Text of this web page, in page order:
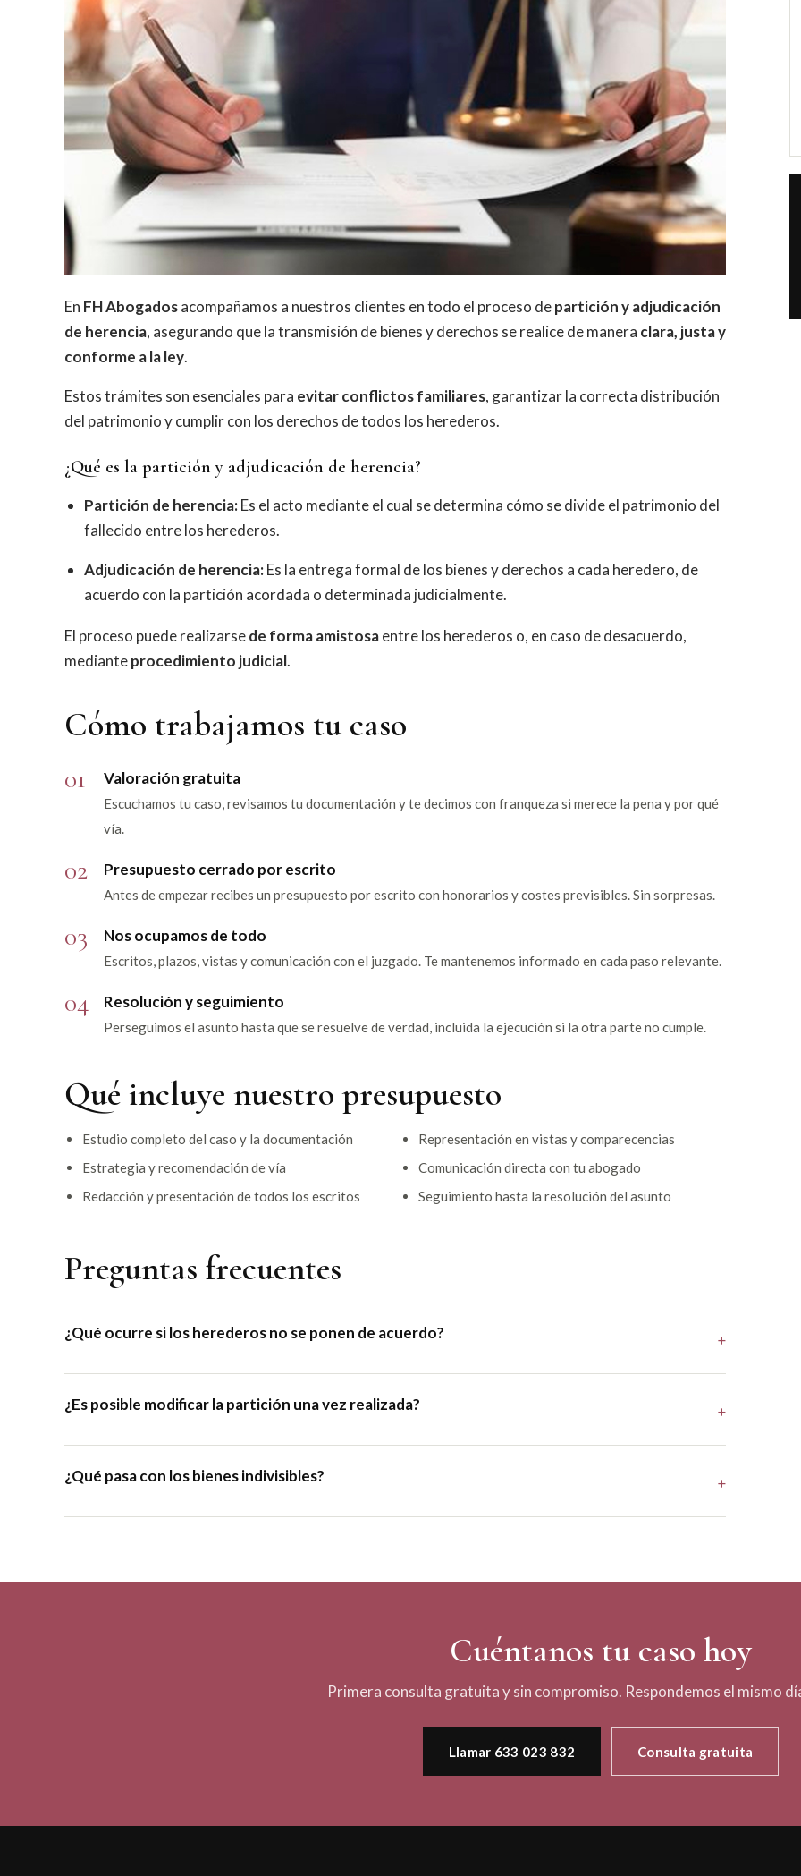
En FH Abogadosacompañamos a nuestros clientes en todo el proceso departición y adjudicación
de herencia, asegurando que la transmisión de bienes y derechos se realice de manera clara, justa y
conforme a la ley.
Estos trámites son esenciales para evitar conflictos familiares, garantizar la correcta distribución
del patrimonio y cumplir con los derechos de todos los herederos.
¿Qué es la partición y adjudicación de herencia?
Partición de herencia:Es el acto mediante el cual se determina cómo se divide el patrimonio del
fallecido entre los herederos.
Adjudicación de herencia:Es la entrega formal de los bienes y derechos a cada heredero, de
acuerdo con la partición acordada o determinada judicialmente.
El proceso puede realizarsede forma amistosaentre los herederos o, en caso de desacuerdo,
medianteprocedimiento judicial.
Cómo trabajamos tu caso
01 Valoración gratuita
Escuchamos tu caso, revisamos tu documentación y te decimos con franqueza si merece la pena y por qué
vía.
02 Presupuesto cerrado por escrito
Antes de empezar recibes un presupuesto por escrito con honorarios y costes previsibles. Sin sorpresas.
03 Nos ocupamos de todo
Escritos, plazos, vistas y comunicación con el juzgado. Te mantenemos informado en cada paso relevante.
04 Resolución y seguimiento
Perseguimos el asunto hasta que se resuelve de verdad, incluida la ejecución si la otra parte no cumple.
Qué incluye nuestro presupuesto
Estudio completo del caso y la documentación
Estrategia y recomendación de vía
Redacción y presentación de todos los escritos
Representación en vistas y comparecencias
Comunicación directa con tu abogado
Seguimiento hasta la resolución del asunto
Preguntas frecuentes
¿Qué ocurre si los herederos no se ponen de acuerdo?
¿Es posible modificar la partición una vez realizada?
¿Qué pasa con los bienes indivisibles?
Cuéntanos tu caso hoy
Primera consulta gratuita y sin compromiso. Respondemos el mismo
Llamar 633 023 832 Consulta gratuita